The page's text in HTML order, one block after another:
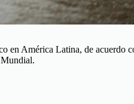
en América Latina, de acuerdo